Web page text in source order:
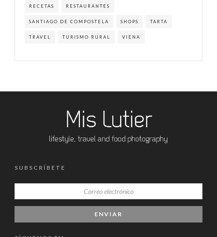
RECETAS RESTAURANTES
SANTIAGO DE COMPOSTELA SHOPS TARTA
TRAVEL TURISMO RURAL VIENA
SUBSCRÍBETE